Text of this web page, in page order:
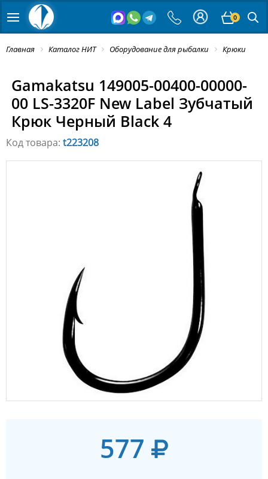
0
Главная Каталог НИТ Оборудование для рыбалки Крюки
Gamakatsu 149005-00400-00000-
00 LS-3320F New Label Зубчатый
Крюк Черный Black 4
Код товара: t223208
577